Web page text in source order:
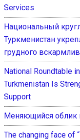
Services
Национальный
Туркменистан
грудного
National Roundtable
Turkmenistan Is
Support
Меняющийся облик
The changing face of